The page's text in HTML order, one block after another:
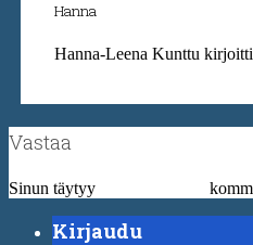
Hanna
Hanna-Leena Kunttu
Vastaa
Sinun täytyy
Kirjaudu